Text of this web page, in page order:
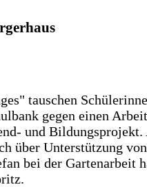
tauschen
gegen einen
und Bildungsprojekt.
über Unterstützung
bei der Gartenarbeit